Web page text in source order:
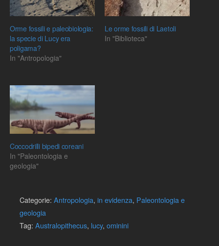
Orme fossili e paleobiologia:
la specie di Lucy era
poligama?
In "Antropologia"
Le orme fossili di Laetoli
In "Biblioteca"
Coccodrilli bipedi coreani
In "Paleontologia e
geologia"
Categorie: Antropologia, in evidenza, Paleontologia e
geologia
Tag: Australopithecus, lucy, ominini